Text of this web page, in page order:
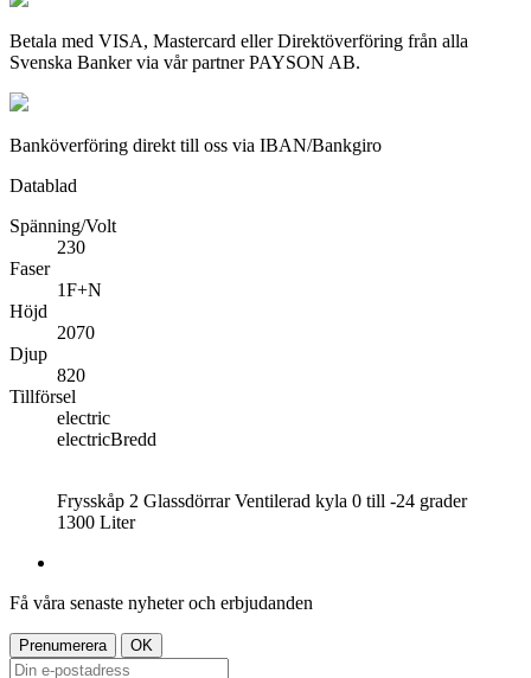
Betala med VISA, Mastercard eller Direktöverföring från alla
Svenska Banker via vår partner PAYSON AB.
Banköverföring direkt till oss via IBAN/Bankgiro
Datablad
Spänning/Volt
230
Faser
1F+N
Höjd
2070
Djup
820
Tillförsel
electric
electricBredd
Frysskåp 2 Glassdörrar Ventilerad kyla 0 till -24 grader
1300 Liter
Få våra senaste nyheter och erbjudanden